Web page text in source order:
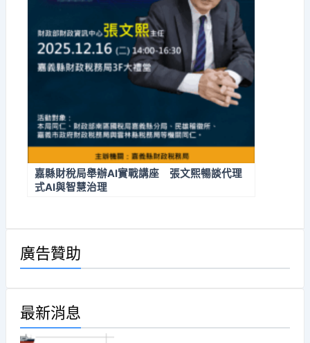
嘉縣財稅局舉辦AI實戰講座 張文熙暢談代理
式AI與智慧治理
廣告贊助
最新消息